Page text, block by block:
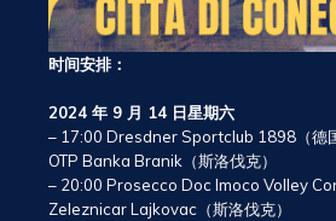
时间安排：
2024 年 9 月 14 日星期六
– 17:00 Dresdner Sportclub 1898（德
OTP Banka Branik（斯洛伐克）
– 20:00 Prosecco Doc Imoco Volley
Zeleznicar Lajkovac（斯洛伐克）